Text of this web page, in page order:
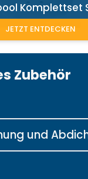
Komplettset
JETZT ENTDECKEN
Zubehör
und
und